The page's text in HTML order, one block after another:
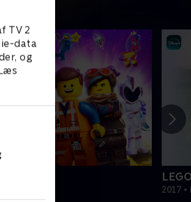
TV 2
data
og
2017